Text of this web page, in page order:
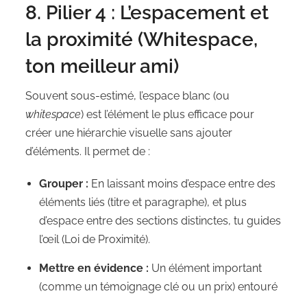
8. Pilier 4 : L’espacement et
la proximité (Whitespace,
ton meilleur ami)
Souvent sous-estimé, l’espace blanc (ou
whitespace) est l’élément le plus efficace pour
créer une hiérarchie visuelle sans ajouter
d’éléments. Il permet de :
Grouper : En laissant moins d’espace entre des
éléments liés (titre et paragraphe), et plus
d’espace entre des sections distinctes, tu guides
l’œil (Loi de Proximité).
Mettre en évidence : Un élément important
(comme un témoignage clé ou un prix) entouré